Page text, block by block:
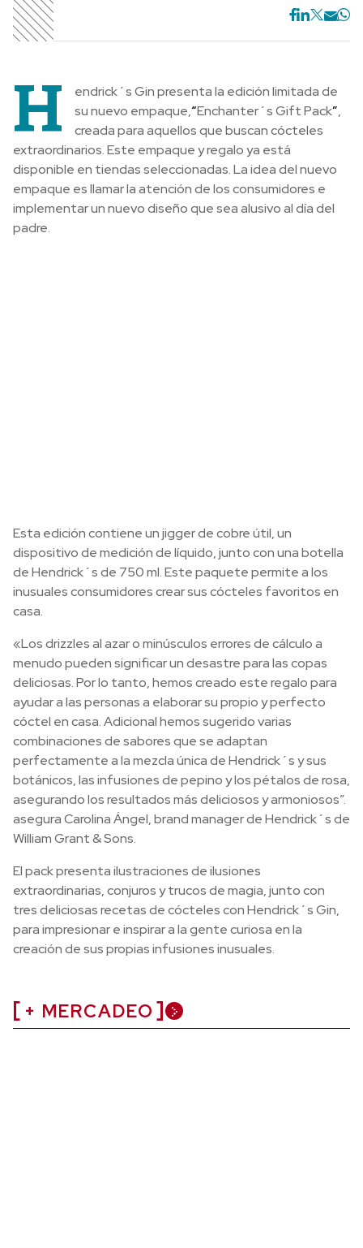
H
endrick´s Gin presenta la edición limitada de
su nuevo empaque,“Enchanter´s Gift Pack”,
creada para aquellos que buscan cócteles
extraordinarios. Este empaque y regalo ya está
disponible en tiendas seleccionadas. La idea del nuevo
empaque es llamar la atención de los consumidores e
implementar un nuevo diseño que sea alusivo al día del
padre.
Esta edición contiene un jigger de cobre útil, un
dispositivo de medición de líquido, junto con una botella
de Hendrick´s de 750 ml. Este paquete permite a los
inusuales consumidores crear sus cócteles favoritos en
casa.
«Los drizzles al azar o minúsculos errores de cálculo a
menudo pueden significar un desastre para las copas
deliciosas. Por lo tanto, hemos creado este regalo para
ayudar a las personas a elaborar su propio y perfecto
cóctel en casa. Adicional hemos sugerido varias
combinaciones de sabores que se adaptan
perfectamente a la mezcla única de Hendrick´s y sus
botánicos, las infusiones de pepino y los pétalos de rosa,
asegurando los resultados más deliciosos y armoniosos”.
asegura Carolina Ángel, brand manager de Hendrick´s de
William Grant & Sons.
El pack presenta ilustraciones de ilusiones
extraordinarias, conjuros y trucos de magia, junto con
tres deliciosas recetas de cócteles con Hendrick´s Gin,
para impresionar e inspirar a la gente curiosa en la
creación de sus propias infusiones inusuales.
+ MERCADEO